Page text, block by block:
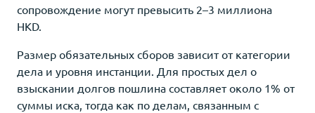
сопровождение могут превысить 2–3 миллиона
HKD.
Размер обязательных сборов зависит от категории
дела и уровня инстанции. Для простых дел о
взыскании долгов пошлина составляет около 1% от
суммы иска, тогда как по делам, связанным с